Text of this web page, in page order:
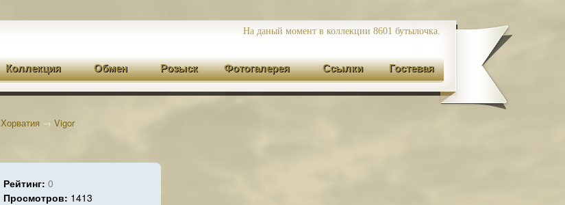
На даный момент в коллекции 8601 бутылочка.
Коллекция Обмен Розыск Фотогалерея Ссылки Гостевая
Хорватия → Vigor
Рейтинг: 0
Просмотров: 1413